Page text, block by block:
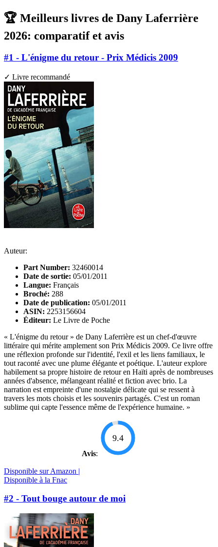
🏆 Meilleurs livres de Dany Laferrière
2026: comparatif et avis
#1 - L'énigme du retour - Prix Médicis 2009
✓ Livre recommandé
Auteur:
Part Number: 32460014
Date de sortie: 05/01/2011
Langue: Français
Broché: 288
Date de publication: 05/01/2011
ASIN: 2253156604
Éditeur: Le Livre de Poche
« L'énigme du retour » de Dany Laferrière est un chef-d'œuvre
littéraire qui mérite amplement son Prix Médicis 2009. Ce livre offre
une réflexion profonde sur l'identité, l'exil et les liens familiaux, le
tout raconté avec une plume élégante et poétique. L'auteur explore
habilement sa propre histoire de retour en Haïti après de nombreuses
années d'absence, mélangeant réalité et fiction avec brio. La
narration est empreinte d'une nostalgie délicate qui se ressent à
travers les mots choisis et les souvenirs partagés. C'est un roman
sublime qui capte l'essence même de l'expérience humaine. »
Avis:
9.4
Disponible sur Amazon |
Disponible à la Fnac
#2 - Tout bouge autour de moi